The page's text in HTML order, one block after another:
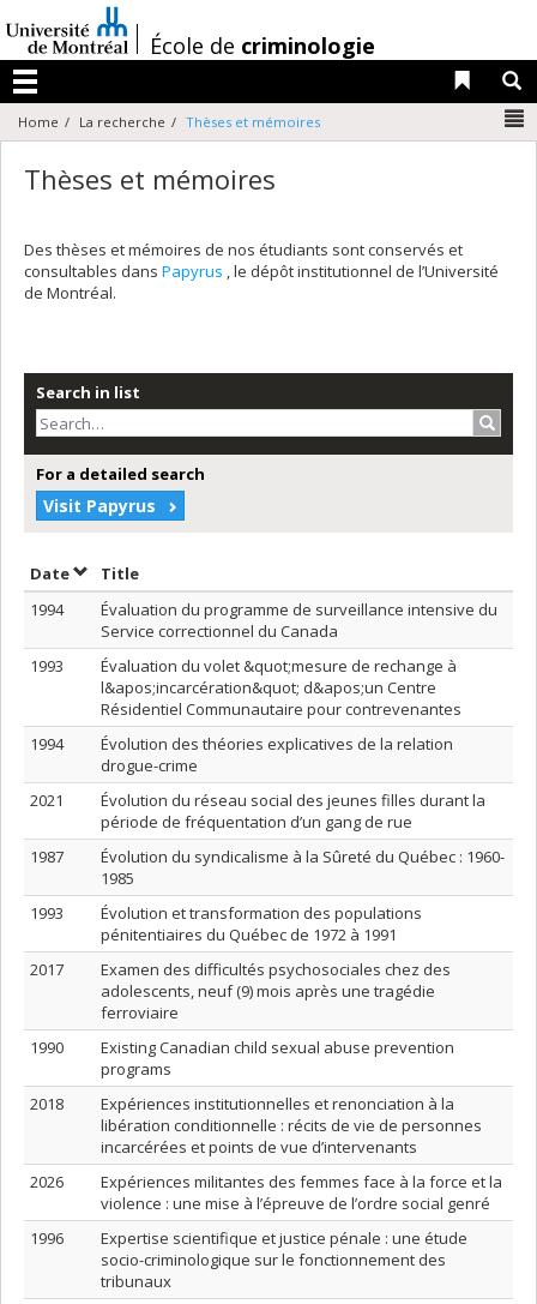
au
contenu
/École de criminologie
Menu
Liens
Home La recherche Thèses et mémoires
Thèses et mémoires
Des thèses et mémoires de nos étudiants sont conservés et
consultables dans Papyrus , le dépôt institutionnel de l’Université
de Montréal.
Search in list
For a detailed search
Visit Papyrus
DateSort by date in ascending order
Title
1994
Évaluation du programme de surveillance intensive du
Service correctionnel du Canada
1993
Évaluation du volet &quot;mesure de rechange à
l&apos;incarcération&quot; d&apos;un Centre
Résidentiel Communautaire pour contrevenantes
1994
Évolution des théories explicatives de la relation
drogue-crime
2021
Évolution du réseau social des jeunes filles durant la
période de fréquentation d’un gang de rue
1987
Évolution du syndicalisme à la Sûreté du Québec : 1960-
1985
1993
Évolution et transformation des populations
pénitentiaires du Québec de 1972 à 1991
2017
Examen des difficultés psychosociales chez des
adolescents, neuf (9) mois après une tragédie
ferroviaire
1990
Existing Canadian child sexual abuse prevention
programs
2018
Expériences institutionnelles et renonciation à la
libération conditionnelle : récits de vie de personnes
incarcérées et points de vue d’intervenants
2026
Expériences militantes des femmes face à la force et la
violence : une mise à l’épreuve de l’ordre social genré
1996
Expertise scientifique et justice pénale : une étude
socio-criminologique sur le fonctionnement des
tribunaux